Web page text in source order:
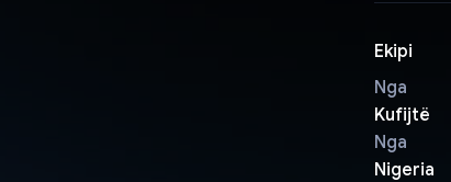
Ekipi
Nga
Kufijtë
Nga
Nigeria